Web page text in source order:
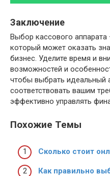
Заключение
Выбор кассового аппарата
который может оказать
бизнес. Уделите время и
возможностей и
чтобы выбрать идеальный
соответствовать вашим
эффективно управлять
Похожие Темы
Сколько стоит
Как правильно